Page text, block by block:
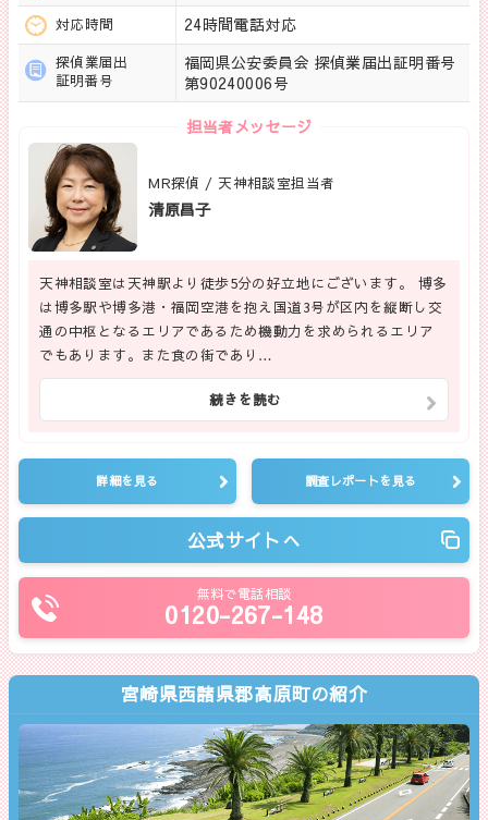
対応時間 24時間電話対応
探偵業届出
証明番号
福岡県公安委員会 探偵業届出証明番号
第90240006号
担当者メッセージ
MR探偵 / 天神相談室担当者
清原昌子
天神相談室は天神駅より徒歩5分の好立地にございます。 博多
は博多駅や博多港・福岡空港を抱え国道3号が区内を縦断し交
通の中枢となるエリアであるため機動力を求められるエリア
でもあります。また食の街であり…
続きを読む
詳細を見る 調査レポートを見る
公式サイトへ
無料で電話相談
0120-267-148
宮崎県西諸県郡高原町の紹介